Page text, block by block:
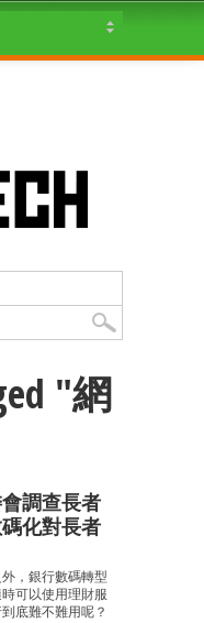
"網
調查長者
化對長者
，銀行數碼轉型
可以使用理財服
底難不難用呢？